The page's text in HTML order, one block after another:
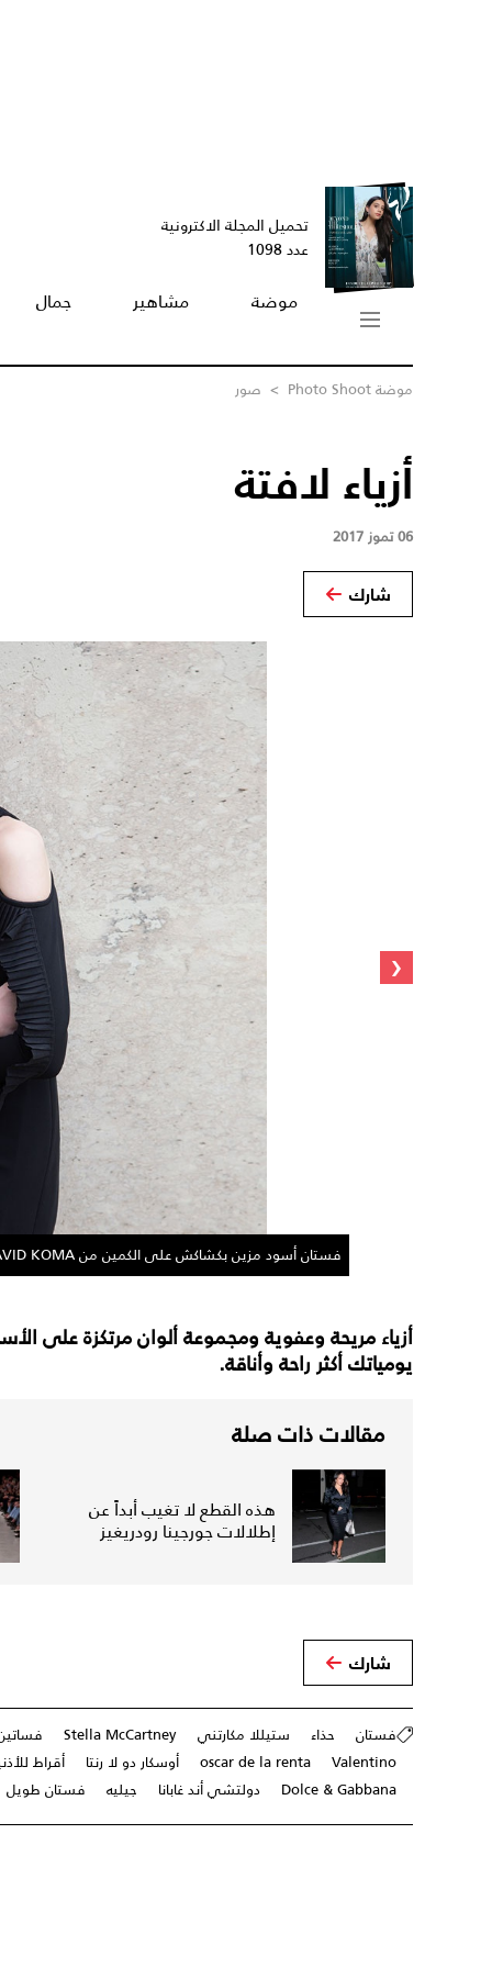
تحميل المجلة الاكترونية
عدد 1098
موضة مشاهير جمال
موضة Photo Shoot > صور
أزياء لافتة
06 تموز 2017
شارك
فستان أسود مزين بكشاكش على الكمين من DAVID KOMA. أقراط للأذنين من OSCAR DE LA RENTA.
‹
أزياء مريحة وعفوية ومجموعة ألوان مرتكزة على
يومياتك أكثر راحة وأناقة.
مقالات ذات صلة
هذه القطع لا تغيب أبداً عن
إطلالات جورجينا رودريغيز
شارك
فستان حذاء ستيللا مكارتني Stella McCartney
Valentino
oscar de la renta أوسكار دو لا رنتا أقراط
Dolce & Gabbana
دولتشي أند غابانا جيليه فستان طويل